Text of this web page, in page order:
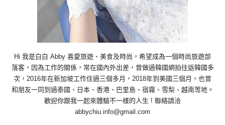
Hi 我是白白 Abby 喜愛旅遊、美食及時尚，希望成為一個時尚旅遊部
落客，因為工作的關係，常在國內外出差，曾做過韓國網拍往返韓國多
次，2016年在新加坡工作住過三個多月，2018年到美國三個月，也曾
和朋友一同到過泰國、日本、香港、巴里島、宿霧、雪梨、越南等地。
歡迎你跟我一起來體驗不一樣的人生 ! 聯絡請洽
abbychiu.info@gmail.com